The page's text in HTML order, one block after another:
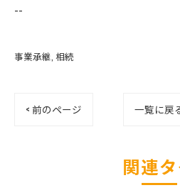
--
事業承継 相続
< 前のページ 一覧に戻
関連